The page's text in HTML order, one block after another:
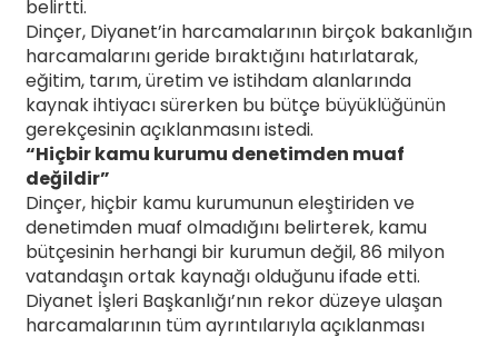
belirtti.
Dinçer, Diyanet’in harcamalarının birçok bakanlığın
harcamalarını geride bıraktığını hatırlatarak,
eğitim, tarım, üretim ve istihdam alanlarında
kaynak ihtiyacı sürerken bu bütçe büyüklüğünün
gerekçesinin açıklanmasını istedi.
“Hiçbir kamu kurumu denetimden muaf
değildir”
Dinçer, hiçbir kamu kurumunun eleştiriden ve
denetimden muaf olmadığını belirterek, kamu
bütçesinin herhangi bir kurumun değil, 86 milyon
vatandaşın ortak kaynağı olduğunu ifade etti.
Diyanet İşleri Başkanlığı’nın rekor düzeye ulaşan
harcamalarının tüm ayrıntılarıyla açıklanması